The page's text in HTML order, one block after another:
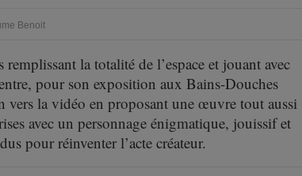
Benoit
la totalité de l’espace et jouant avec
pour son exposition aux Bains-Douches
vers la vidéo en proposant une œuvre tout aussi
avec un personnage énigmatique, jouissif et
pour réinventer l’acte créateur.